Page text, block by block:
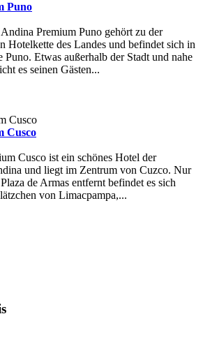
Puno
Premium Puno gehört zu der
Hotelkette des Landes und befindet sich in
Puno. Etwas außerhalb der Stadt und nahe
es seinen Gästen...
Cusco
Cusco ist ein schönes Hotel der
und liegt im Zentrum von Cuzco. Nur
de Armas entfernt befindet es sich
von Limacpampa,...